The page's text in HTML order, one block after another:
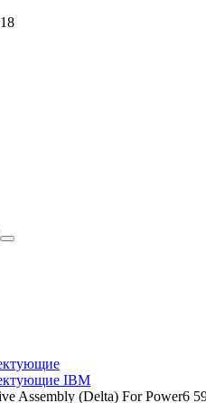
IBM
Assembly (Delta) For Power6